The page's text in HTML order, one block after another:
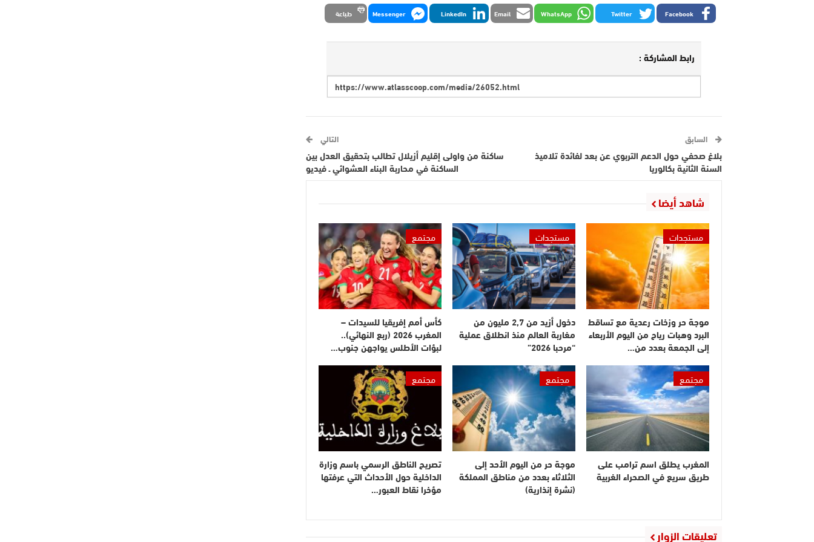
Facebook
Twitter
WhatsApp
Email
LinkedIn
Messenger طباعة
رابط المشاركة :
السابق
بلاغ صحفي حول الدعم التربوي عن بعد لفائدة تلاميذ
السنة الثانية بكالوريا
التالي
ساكنة من واولى إقليم أزيلال تطالب بتحقيق العدل بين
الساكنة في محاربة البناء العشوائي ـ فيديو
شاهد أيضا
مستجدات
موجة حر وزخات رعدية مع تساقط
البرد وهبات رياح من اليوم الأربعاء
إلى الجمعة بعدد من…
مستجدات
دخول أزيد من 2,7 مليون من
مغاربة العالم منذ انطلاق عملية
“مرحبا 2026”
مجتمع
كأس أمم إفريقيا للسيدات –
المغرب 2026 (ربع النهائي)..
لبؤات الأطلس يواجهن جنوب…
مجتمع
المغرب يطلق اسم ترامب على
طريق سريع في الصحراء الغربية
مجتمع
موجة حر من اليوم الأحد إلى
الثلاثاء بعدد من مناطق المملكة
(نشرة إنذارية)
مجتمع
تصريح الناطق الرسمي باسم وزارة
الداخلية حول الأحداث التي عرفتها
مؤخرا نقاط العبور…
تعليقات الزوار